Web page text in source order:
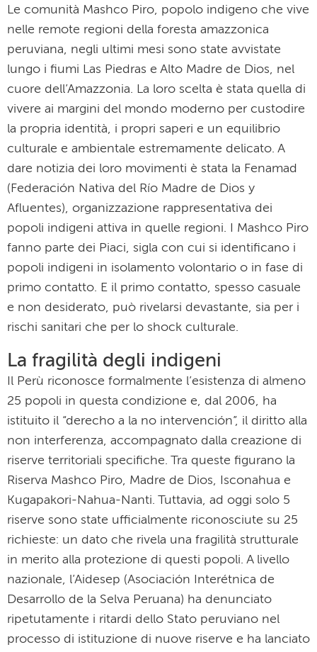
Le comunità Mashco Piro, popolo indigeno che vive
nelle remote regioni della foresta amazzonica
peruviana, negli ultimi mesi sono state avvistate
lungo i fiumi Las Piedras e Alto Madre de Dios, nel
cuore dell’Amazzonia. La loro scelta è stata quella di
vivere ai margini del mondo moderno per custodire
la propria identità, i propri saperi e un equilibrio
culturale e ambientale estremamente delicato. A
dare notizia dei loro movimenti è stata la Fenamad
(Federación Nativa del Río Madre de Dios y
Afluentes), organizzazione rappresentativa dei
popoli indigeni attiva in quelle regioni. I Mashco Piro
fanno parte dei Piaci, sigla con cui si identificano i
popoli indigeni in isolamento volontario o in fase di
primo contatto. E il primo contatto, spesso casuale
e non desiderato, può rivelarsi devastante, sia per i
rischi sanitari che per lo shock culturale.
La fragilità degli indigeni
Il Perù riconosce formalmente l’esistenza di almeno
25 popoli in questa condizione e, dal 2006, ha
istituito il “derecho a la no intervención”, il diritto alla
non interferenza, accompagnato dalla creazione di
riserve territoriali specifiche. Tra queste figurano la
Riserva Mashco Piro, Madre de Dios, Isconahua e
Kugapakori-Nahua-Nanti. Tuttavia, ad oggi solo 5
riserve sono state ufficialmente riconosciute su 25
richieste: un dato che rivela una fragilità strutturale
in merito alla protezione di questi popoli. A livello
nazionale, l’Aidesep (Asociación Interétnica de
Desarrollo de la Selva Peruana) ha denunciato
ripetutamente i ritardi dello Stato peruviano nel
processo di istituzione di nuove riserve e ha lanciato